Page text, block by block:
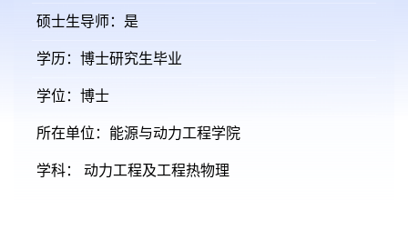
硕士生导师：是
学历：博士研究生毕业
学位：博士
所在单位：能源与动力工程学院
学科： 动力工程及工程热物理